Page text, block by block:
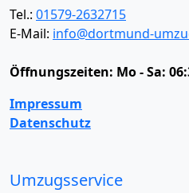
Tel.: 01579-2632715
E-Mail: info@dortmund-
Öffnungszeiten: Mo - Sa:
Impressum
Datenschutz
Umzugsservice